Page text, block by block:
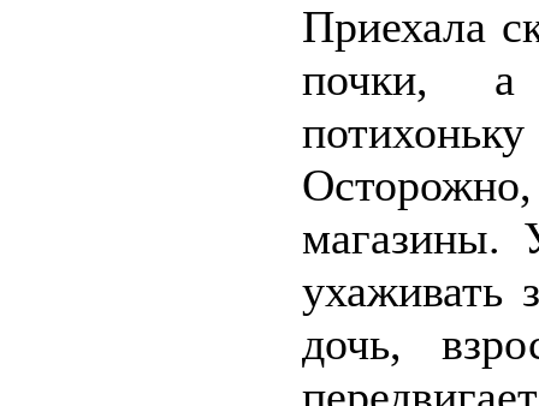
Приехала
почки, а
магазины.
ухаживать
дочь,